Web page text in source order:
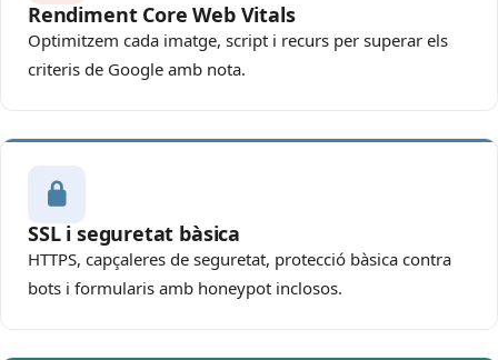
Rendiment Core Web Vitals
Optimitzem cada imatge, script i recurs per superar els
criteris de Google amb nota.
SSL i seguretat bàsica
HTTPS, capçaleres de seguretat, protecció bàsica contra
bots i formularis amb honeypot inclosos.